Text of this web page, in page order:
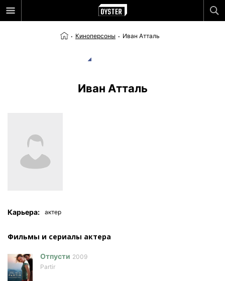
Киноперсоны Иван Атталь
Иван Атталь
Карьера: актер
Фильмы и сериалы актера
Отпусти 2009
Partir